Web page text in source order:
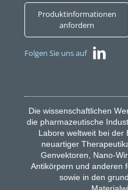
Produktinformationen
anfordern
Folgen Sie uns auf
Die wissenschaftlichen
die pharmazeutische
Labore weltweit bei der
neuartiger
Genvektoren, Nano-
Antikörpern und anderen
sowie in den